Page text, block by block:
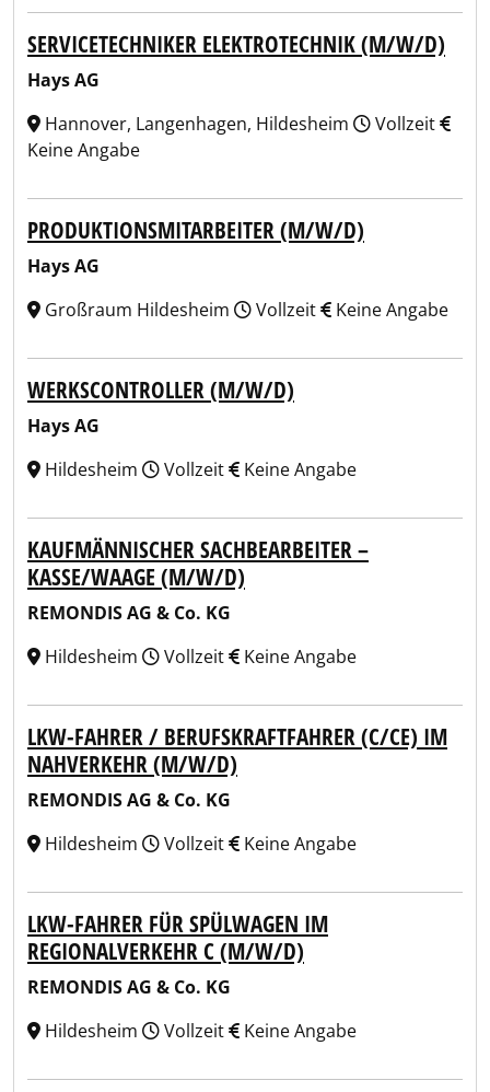
SERVICETECHNIKER ELEKTROTECHNIK (M/W/D)
Hays AG
Hannover, Langenhagen, Hildesheim
Vollzeit
Keine Angabe
PRODUKTIONSMITARBEITER (M/W/D)
Hays AG
Großraum Hildesheim
Vollzeit Keine Angabe
WERKSCONTROLLER (M/W/D)
Hays AG
Hildesheim
Vollzeit Keine Angabe
KAUFMÄNNISCHER SACHBEARBEITER –
KASSE/WAAGE (M/W/D)
REMONDIS AG & Co. KG
Hildesheim
Vollzeit Keine Angabe
LKW-FAHRER / BERUFSKRAFTFAHRER (C/CE) IM
NAHVERKEHR (M/W/D)
REMONDIS AG & Co. KG
Hildesheim
Vollzeit Keine Angabe
LKW-FAHRER FÜR SPÜLWAGEN IM
REGIONALVERKEHR C (M/W/D)
REMONDIS AG & Co. KG
Hildesheim
Vollzeit Keine Angabe